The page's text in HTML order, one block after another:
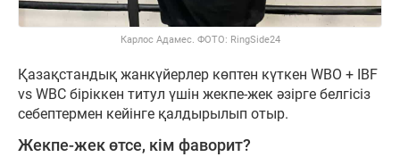
Карлос Адамес. ФОТО: RingSide24
Қазақстандық жанкүйерлер көптен күткен WBO + IBF
vs WBC біріккен титул үшін жекпе-жек әзірге белгісіз
себептермен кейінге қалдырылып отыр.
Жекпе-жек өтсе, кім фаворит?